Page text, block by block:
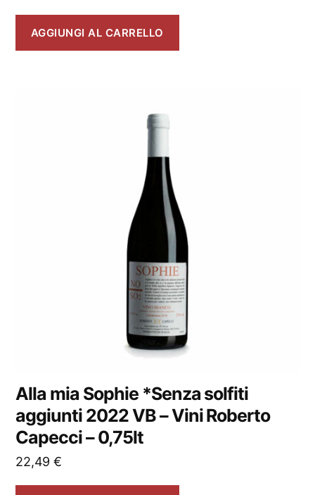
AGGIUNGI AL CARRELLO
Alla mia Sophie *Senza solfiti
aggiunti 2022 VB – Vini Roberto
Capecci – 0,75lt
22,49 €